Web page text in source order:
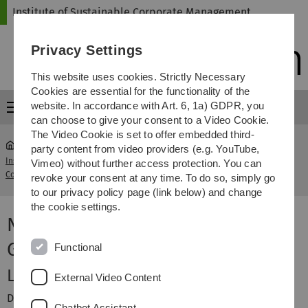
Skip
Skip
Skip
Skip
Institute of Sustainable Corporate Management
Menu
Institute of Sustainable
Corporate Management
...
Narrative für eine
Nachhaltige Gesellschaft
Narrative für eine Nachhaltige
Gesellschaft
Lernziele
Durch die Bearbeitung des Moduls sollen Sie:
Privacy Settings
This website uses cookies. Strictly Necessary
Cookies are essential for the functionality of the
website. In accordance with Art. 6, 1a) GDPR, you
can choose to give your consent to a Video Cookie.
The Video Cookie is set to offer embedded third-
party content from video providers (e.g. YouTube,
Vimeo) without further access protection. You can
revoke your consent at any time. To do so, simply go
to our privacy policy page (link below) and change
the cookie settings.
Functional
External Video Content